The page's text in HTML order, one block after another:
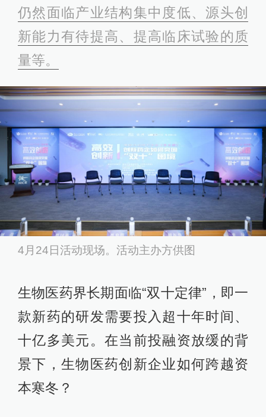
仍然面临产业结构集中度低、源头创
新能力有待提高、提高临床试验的质
量等。
4月24日活动现场。活动主办方供图
生物医药界长期面临“双十定律”，即一
款新药的研发需要投入超十年时间、
十亿多美元。在当前投融资放缓的背
景下，生物医药创新企业如何跨越资
本寒冬？